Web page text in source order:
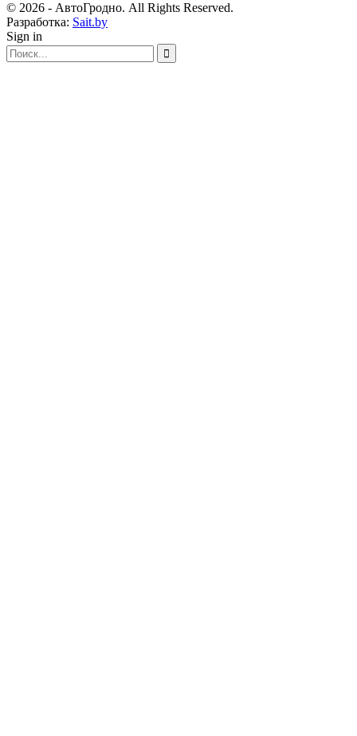
© 2026 - АвтоГродно. All Rights Reserved.
Разработка: Sait.by
Sign in